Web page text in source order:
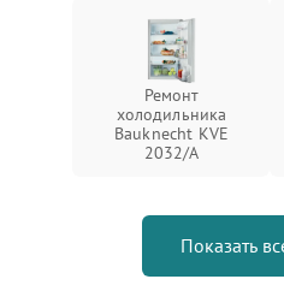
Ремонт
холодильника
Bauknecht KVE
2032/A
Показать